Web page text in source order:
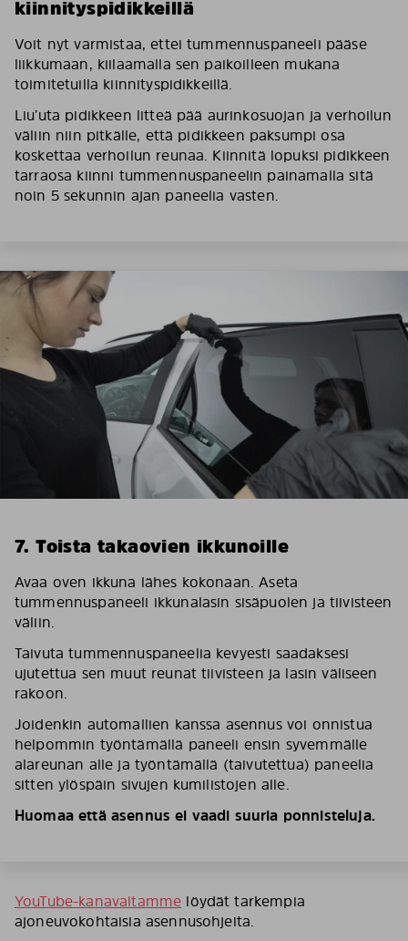
kiinnityspidikkeillä
Voit nyt varmistaa, ettei tummennuspaneeli pääse
liikkumaan, kiilaamalla sen paikoilleen mukana
toimitetuilla kiinnityspidikkeillä.
Liu’uta pidikkeen litteä pää aurinkosuojan ja verhoilun
väliin niin pitkälle, että pidikkeen paksumpi osa
koskettaa verhoilun reunaa. Kiinnitä lopuksi pidikkeen
tarraosa kiinni tummennuspaneelin painamalla sitä
noin 5 sekunnin ajan paneelia vasten.
7. Toista takaovien ikkunoille
Avaa oven ikkuna lähes kokonaan. Aseta
tummennuspaneeli ikkunalasin sisäpuolen ja tiivisteen
väliin.
Taivuta tummennuspaneelia kevyesti saadaksesi
ujutettua sen muut reunat tiivisteen ja lasin väliseen
rakoon.
Joidenkin automallien kanssa asennus voi onnistua
helpommin työntämällä paneeli ensin syvemmälle
alareunan alle ja työntämällä (taivutettua) paneelia
sitten ylöspäin sivujen kumilistojen alle.
Huomaa että asennus ei vaadi suuria ponnisteluja.
YouTube-kanavaltamme löydät tarkempia
ajoneuvokohtaisia asennusohjeita.